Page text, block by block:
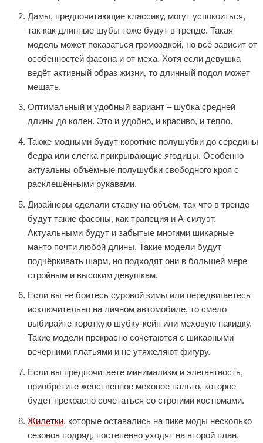
Дамы, предпочитающие классику, могут успокоиться,
так как длинные шубы тоже будут в тренде. Такая
модель может показаться громоздкой, но всё зависит от
особенностей фасона и от меха. Хотя если девушка
ведёт активный образ жизни, то длинный подол может
мешать.
Оптимальный и удобный вариант – шубка средней
длины до колен. Это и удобно, и красиво, и тепло.
Также модными будут короткие полушубки до середины
бедра или слегка прикрывающие ягодицы. Особенно
актуальны объёмные полушубки свободного кроя с
расклешёнными рукавами.
Дизайнеры сделали ставку на объём, так что в тренде
будут такие фасоны, как трапеция и А-силуэт.
Актуальными будут и забытые многими шикарные
манто почти любой длины. Такие модели будут
подчёркивать шарм, но подходят они в большей мере
стройным и высоким девушкам.
Если вы не боитесь суровой зимы или передвигаетесь
исключительно на личном автомобиле, то смело
выбирайте короткую шубку-кейп или меховую накидку.
Такие модели прекрасно сочетаются с шикарными
вечерними платьями и не утяжеляют фигуру.
Если вы предпочитаете минимализм и элегантность,
приобретите женственное меховое пальто, которое
будет прекрасно сочетаться со строгими костюмами.
Жилетки, которые оставались на пике моды несколько
сезонов подряд, постепенно уходят на второй план,